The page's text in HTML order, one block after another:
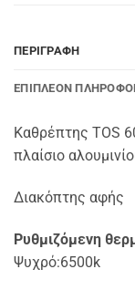
ΠΕΡΙΓΡΑΦΉ
ΕΠΙΠΛΈΟΝ
Καθρέπτης TOS
πλαίσιο
Διακόπτης αφής
Ρυθμιζόμενη
Ψυχρό:6500k